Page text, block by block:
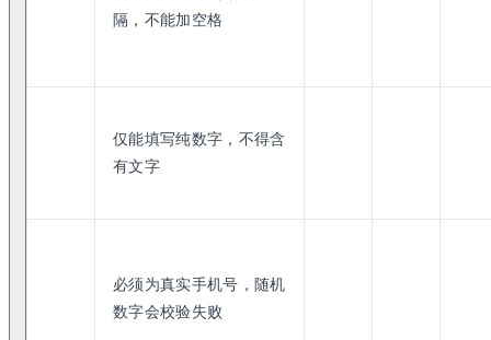
隔，不能加空格
仅能填写纯数字，不得含
有文字
必须为真实手机号，随机
数字会校验失败